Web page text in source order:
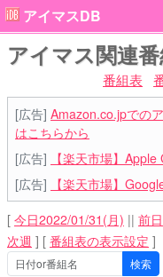
アイマスDB
アイマス関連
番組表
[広告] Amazon.co.jpでの
はこちらから
[広告]
【楽天市場】
[広告]
【楽天市場】
[ 今日2022/01/31(月) || 前日
次週 ] [ 番組表の表示設定 ]